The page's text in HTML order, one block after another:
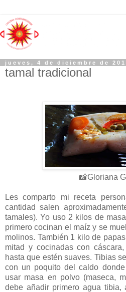
jueves, 4 de diciembre de
tamal tradicional
📸Gloriana
Les comparto mi receta
cantidad salen
tamales). Yo uso 2 kilos de
primero cocinan el maíz y se
molinos. También 1 kilo de
mitad y cocinadas con
hasta que estén suaves. Tibias
con un poquito del caldo
usar masa en polvo (maseca,
debe añadir primero agua tibia,